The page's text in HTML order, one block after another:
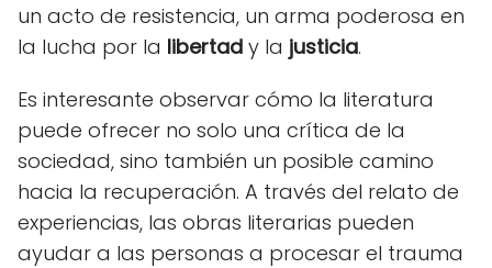
un acto de resistencia, un arma poderosa en
la lucha por la libertad y la justicia.
Es interesante observar cómo la literatura
puede ofrecer no solo una crítica de la
sociedad, sino también un posible camino
hacia la recuperación. A través del relato de
experiencias, las obras literarias pueden
ayudar a las personas a procesar el trauma